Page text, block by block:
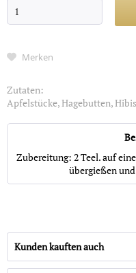
Merken
Zutaten:
Apfelstücke, Hagebutten,
Zubereitung: 2 Teel. auf
übergießen
Kunden kauften auch